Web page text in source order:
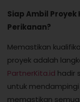
Siap Ambil
Perikanan?
Memastikan
proyek adalah
PartnerKita.id hadir
untuk mendampingi
memastikan